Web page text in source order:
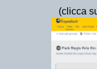
(clicca